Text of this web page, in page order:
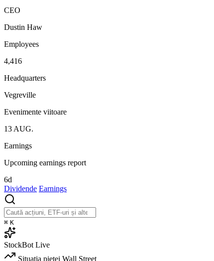
CEO
Dustin Haw
Employees
4,416
Headquarters
Vegreville
Evenimente viitoare
13 AUG.
Earnings
Upcoming earnings report
6d
Dividende Earnings
⌘ K
StockBot Live
Situația pieței Wall Street